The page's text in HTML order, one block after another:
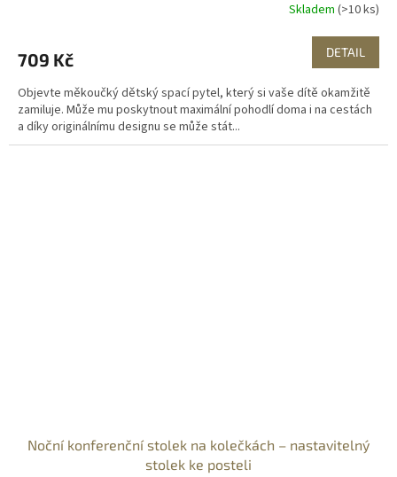
Skladem (>10 ks)
709 Kč DETAIL
Objevte měkoučký dětský spací pytel, který si vaše dítě okamžitě
zamiluje. Může mu poskytnout maximální pohodlí doma i na cestách
a díky originálnímu designu se může stát...
Noční konferenční stolek na kolečkách – nastavitelný
stolek ke posteli